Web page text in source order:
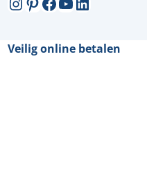
Veilig online betalen